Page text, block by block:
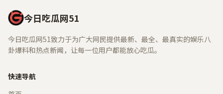
今日吃瓜网51
今日吃瓜网51致力于为广大网民提供最新、最全、最真实的娱乐八
卦爆料和热点新闻，让每一位用户都能放心吃瓜。
快速导航